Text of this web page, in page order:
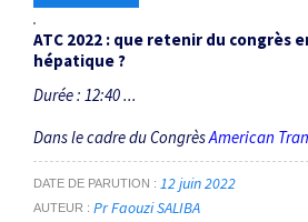
ATC 2022 : que retenir du congrès
hépatique ?
Durée : 12:40 ...
Dans le cadre du CongrèsAmerican
DATE DE PARUTION 12 juin 2022
AUTEUR Pr Faouzi SALIBA